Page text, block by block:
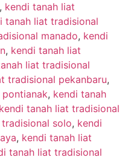
, kendi tanah liat
tanah liat tradisional
manado, kendi
, kendi tanah liat
liat tradisional
tradisional pekanbaru,
, kendi tanah
kendi tanah liat tradisional
solo, kendi
, kendi tanah liat
tanah liat tradisional